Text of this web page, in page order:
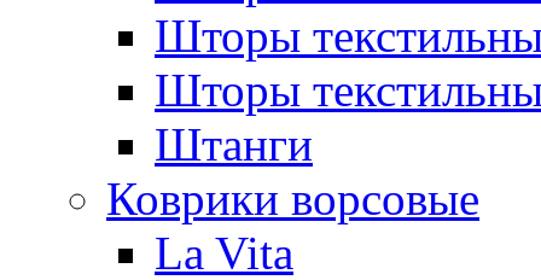
Шторы
Шторы
Штанги
Коврики ворсовые
La Vita